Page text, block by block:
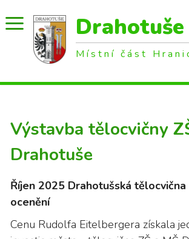
Drahotuše
Místní část
Výstavba tělocvičny
Drahotuše
Říjen 2025 Drahotušská
ocenění
Cenu Rudolfa Eitelbergera získala